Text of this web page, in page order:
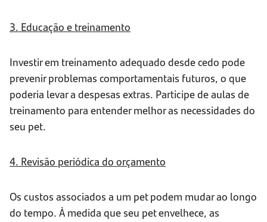
3. Educação e treinamento
Investir em treinamento adequado desde cedo pode
prevenir problemas comportamentais futuros, o que
poderia levar a despesas extras. Participe de aulas de
treinamento para entender melhor as necessidades do
seu pet.
4. Revisão periódica do orçamento
Os custos associados a um pet podem mudar ao longo
do tempo. À medida que seu pet envelhece, as